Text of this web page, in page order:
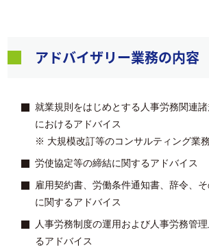
アドバイザリー業務の内容
就業規則をはじめとする人事労務関連
におけるアドバイス
※ 大規模改訂等のコンサルティング業
労使協定等の締結に関するアドバイス
雇用契約書、労働条件通知書、辞令、
に関するアドバイス
人事労務制度の運用および人事労務管
るアドバイス